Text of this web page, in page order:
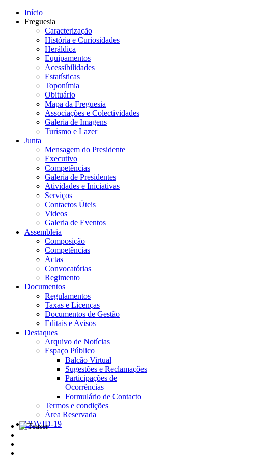
Início
Freguesia
Caracterização
História e Curiosidades
Heráldica
Equipamentos
Acessibilidades
Estatísticas
Toponímia
Obituário
Mapa da Freguesia
Associações e Colectividades
Galeria de Imagens
Turismo e Lazer
Junta
Mensagem do Presidente
Executivo
Competências
Galeria de Presidentes
Atividades e Iniciativas
Serviços
Contactos Úteis
Videos
Galeria de Eventos
Assembleia
Composição
Competências
Actas
Convocatórias
Regimento
Documentos
Regulamentos
Taxas e Licenças
Documentos de Gestão
Editais e Avisos
Destaques
Arquivo de Notícias
Espaço Público
Balcão Virtual
Sugestões e Reclamações
Participações de
Ocorrências
Formulário de Contacto
Termos e condições
Área Reservada
COVID-19